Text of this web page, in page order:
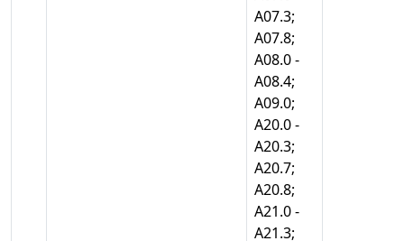
А07.3;
А07.8;
А08.0 -
А08.4;
А09.0;
А20.0 -
А20.3;
А20.7;
А20.8;
А21.0 -
А21.3;